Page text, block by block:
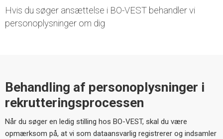
Hvis du søger ansættelse i BO-VEST behandler vi
personoplysninger om dig
Behandling af personoplysninger i
rekrutteringsprocessen
Når du søger en ledig stilling hos BO-VEST, skal du være
opmærksom på, at vi som dataansvarlig registrerer og indsamler